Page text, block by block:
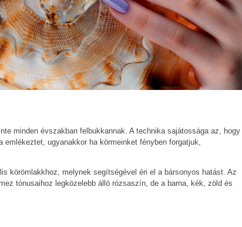
minden évszakban felbukkannak. A technika sajátossága az, hogy
ugyanakkor ha körmeinket fényben forgatjuk,
körömlakkhoz, melynek segítségével éri el a bársonyos hatást. Az
tónusaihoz legközelebb álló rózsaszín, de a barna, kék, zöld és